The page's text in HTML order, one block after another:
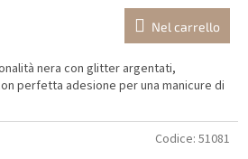
Nel carrello
nera con glitter argentati,
perfetta adesione per una manicure di
Codice: 51081